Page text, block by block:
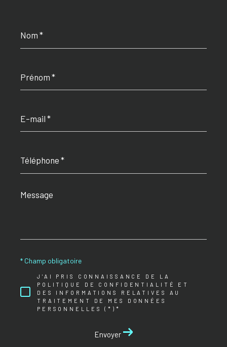
*
*
mail
*
*
Message
*
J'AI PRIS CONNAISSANCE DE LA
POLITIQUE DE CONFIDENTIALITÉ ET
DES INFORMATIONS RELATIVES AU
TRAITEMENT DE MES DONNÉES
PERSONNELLES (*)*
* Champ obligatoire
Envoyer